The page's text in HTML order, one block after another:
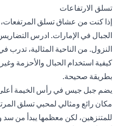
تسلق الارتفاعات
إذا كنت من عشاق تسلق
الجبال في الإمارات. ادرس
النزول. من الناحية المثالية،
كيفية استخدام الحبال والأحزمة
بطريقة صحيحة.
يضم جبل جيس في رأس الخيمة أعلى
مكان رائع ومثالي لمحبي تسلق
للمتنزهين، لكن معظمها يبدأ من